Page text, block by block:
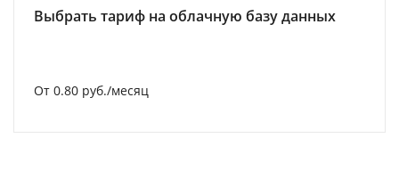
Выбрать тариф на облачную базу данных
От 0.80 руб./месяц